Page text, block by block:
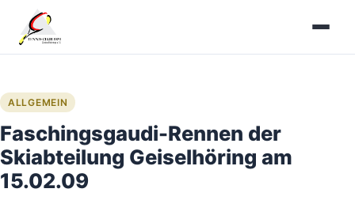
Inhalt
springen
ALLGEMEIN
Faschingsgaudi-Rennen der
Skiabteilung Geiselhöring am
15.02.09